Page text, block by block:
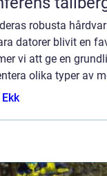
robusta
datorer blivit en
vi att ge en
olika typer av